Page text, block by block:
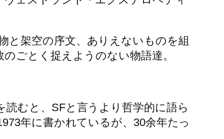
と架空の序文、ありえないものを組
ごとく捉えようのない物語達。
むと、SFと言うより哲学的に語ら
年に書かれているが、30余年たっ